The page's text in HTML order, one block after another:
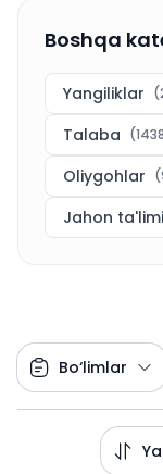
Boshqa
Yangiliklar (
Talaba (1438
Oliygohlar (
Jahon ta'limi
Bo‘limlar